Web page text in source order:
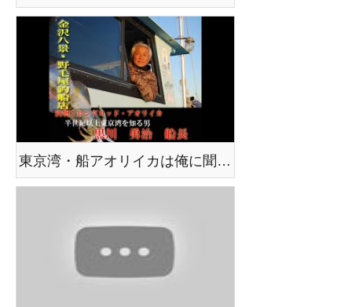
東京湾・船アオリイカは俺に聞け！金沢八景・野毛屋釣船店